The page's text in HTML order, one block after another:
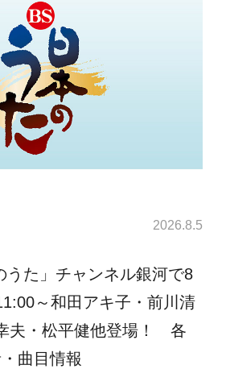
2026.8.5
うた」チャンネル銀河で8
～和田アキ子・前川清
夫・松平健他登場！ 各
曲目情報